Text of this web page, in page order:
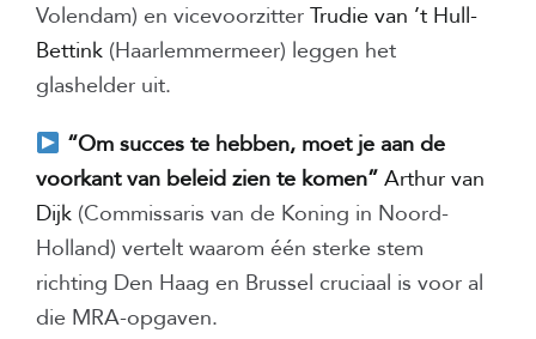
Volendam) en vicevoorzitter Trudie van ’t Hull-
Bettink (Haarlemmermeer) leggen het
glashelder uit.
“Om succes te hebben, moet je aan de
voorkant van beleid zien te komen” Arthur van
Dijk (Commissaris van de Koning in Noord-
Holland) vertelt waarom één sterke stem
richting Den Haag en Brussel cruciaal is voor al
die MRA-opgaven.